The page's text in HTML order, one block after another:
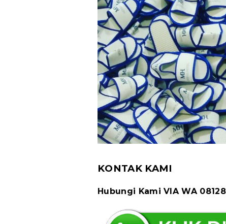
KONTAK KAMI
Hubungi Kami VIA WA